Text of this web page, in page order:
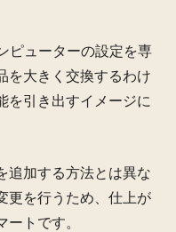
ピューターの設定を専
を大きく交換するわけ
を引き出すイメージに
追加する方法とは異な
更を行うため、仕上が
ートです。